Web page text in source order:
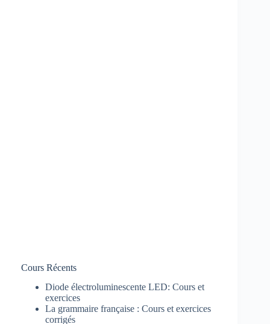
Cours Récents
Diode électroluminescente LED: Cours et
exercices
La grammaire française : Cours et exercices
corrigés